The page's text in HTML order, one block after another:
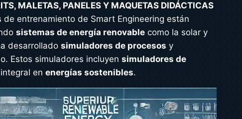
MALETAS, PANELES Y MAQUETAS DIDÁCTICAS
de entrenamiento de Smart Engineering están
sistemas de energía renovable como la solar y
desarrollado simuladores de procesos y
Estos simuladores incluyen simuladores de
en energías sostenibles.